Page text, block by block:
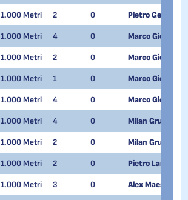
1.000 Metri 2 0 Pietro Gervasoni
1.000 Metri 4 0 Marco Giordano
1.000 Metri 2 0 Marco Giordano
1.000 Metri 1 0 Marco Giordano
1.000 Metri 4 0 Marco Giordano
1.000 Metri 4 0 Milan Grugni
1.000 Metri 2 0 Milan Grugni
1.000 Metri 2 0 Pietro
1.000 Metri 3 0 Alex Maestri